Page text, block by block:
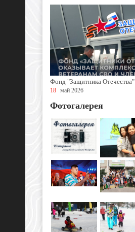
Фонд "Защитника Отечества"
18 май 2026
Фотогалерея